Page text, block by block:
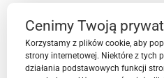
Contact
Cenimy Twoją
Korzystamy z plików cookie, aby
strony internetowej. Niektóre z tych
działania podstawowych funkcji